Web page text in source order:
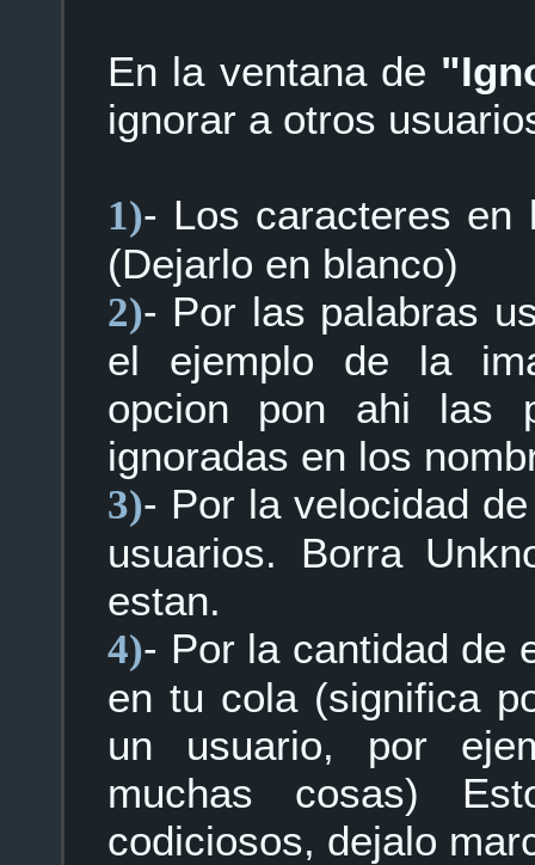
En la ventana de
ignorar a otros
1)- Los caracteres en
(Dejarlo en blanco)
2)- Por las palabras
el ejemplo de la
opcion pon ahi las
ignoradas en los
3)- Por la velocidad
usuarios. Borra
estan.
4)- Por la cantidad de
en tu cola (significa
un usuario, por
muchas cosas)
codiciosos, dejalo